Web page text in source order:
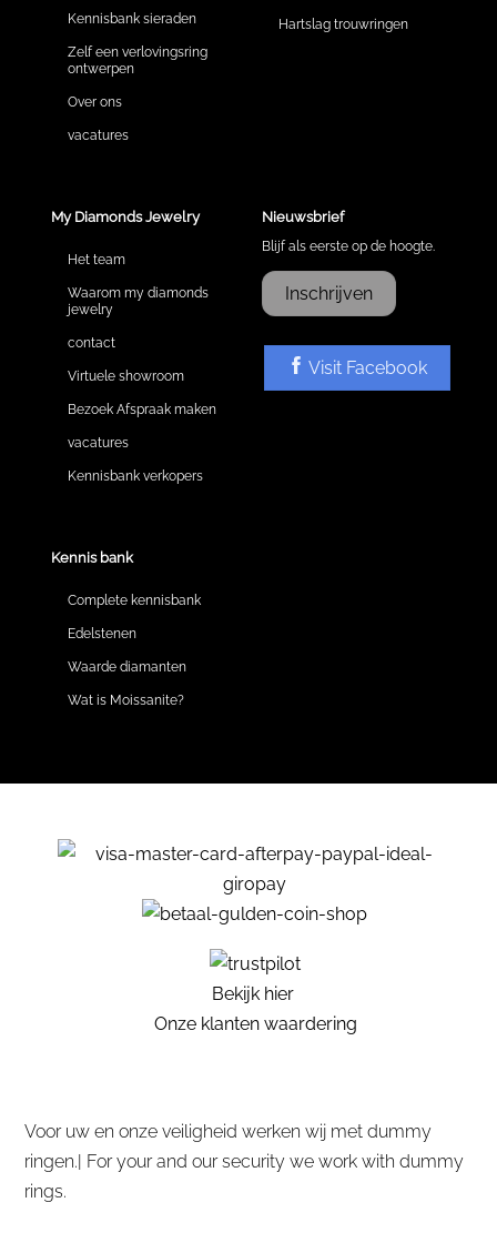
Kennisbank sieraden
Zelf een verlovingsring
ontwerpen
Over ons
vacatures
Hartslag trouwringen
My Diamonds Jewelry
Het team
Waarom my diamonds
jewelry
contact
Virtuele showroom
Bezoek Afspraak maken
vacatures
Kennisbank verkopers
Kennis bank
Complete kennisbank
Edelstenen
Waarde diamanten
Wat is Moissanite?
Nieuwsbrief
Blijf als eerste op de hoogte.
Inschrijven
Visit Facebook
Bekijk hier
Onze klanten waardering
Voor uw en onze veiligheid werken wij met dummy
ringen.| For your and our security we work with dummy
rings.